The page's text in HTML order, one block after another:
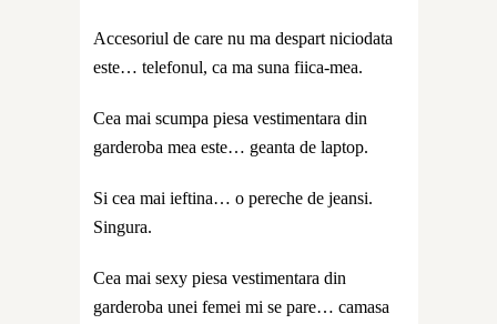
Accesoriul de care nu ma despart niciodata
este… telefonul, ca ma suna fiica-mea.
Cea mai scumpa piesa vestimentara din
garderoba mea este… geanta de laptop.
Si cea mai ieftina… o pereche de jeansi.
Singura.
Cea mai sexy piesa vestimentara din
garderoba unei femei mi se pare… camasa